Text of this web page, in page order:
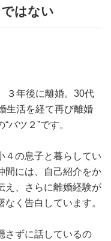
はない
３年後に離婚。30代
生活を経て再び離婚
バツ２”です。
４の息子と暮らしてい
間には、自己紹介をか
え、さらに離婚経験が
く告白しています。
さずに話しているの